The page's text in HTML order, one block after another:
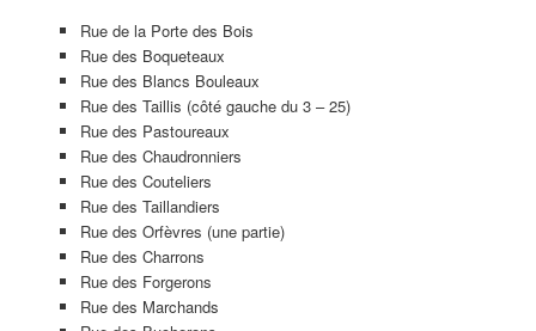
Rue de la Porte des Bois
Rue des Boqueteaux
Rue des Blancs Bouleaux
Rue des Taillis (côté gauche du 3 – 25)
Rue des Pastoureaux
Rue des Chaudronniers
Rue des Couteliers
Rue des Taillandiers
Rue des Orfèvres (une partie)
Rue des Charrons
Rue des Forgerons
Rue des Marchands